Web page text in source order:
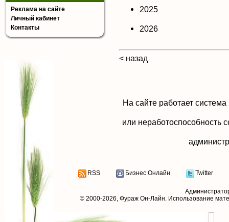
Реклама на сайте
Личный кабинет
Контакты
2025
2026
< назад
На сайте работает
или неработоспособность
RSS Бизнес Онлайн Twitter
© 2000-2026, Фураж Он-Лайн. Использование